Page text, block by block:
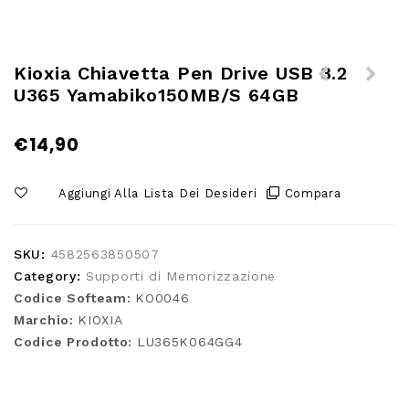
Kioxia Chiavetta Pen Drive USB 3.2
U365 Yamabiko150MB/s 64GB
€14,90
Aggiungi Alla Lista Dei Desideri Compara
SKU: 4582563850507
Category: Supporti di Memorizzazione
Codice Softeam: KO0046
Marchio: KIOXIA
Codice Prodotto: LU365K064GG4